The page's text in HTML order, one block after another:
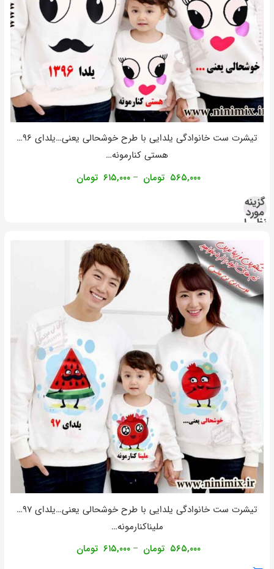
تیشرت ست خانوادگی یلدایی با طرح خوشحالی یعنی…یلدای ۹۶…
هستی کنارمونه…
۵۶۵,۰۰۰ تومان – ۶۱۵,۰۰۰ تومان
گزینه
مورد
نظر را
تیشرت ست خانوادگی یلدایی با طرح خوشحالی یعنی…یلدای ۹۷…
ملیناکنارمونه…
۵۶۵,۰۰۰ تومان – ۶۱۵,۰۰۰ تومان